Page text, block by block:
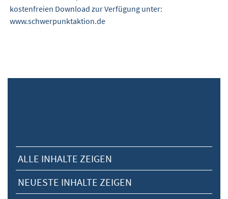
kostenfreien Download zur Verfügung unter:
www.schwerpunktaktion.de
ALLE INHALTE ZEIGEN
NEUESTE INHALTE ZEIGEN